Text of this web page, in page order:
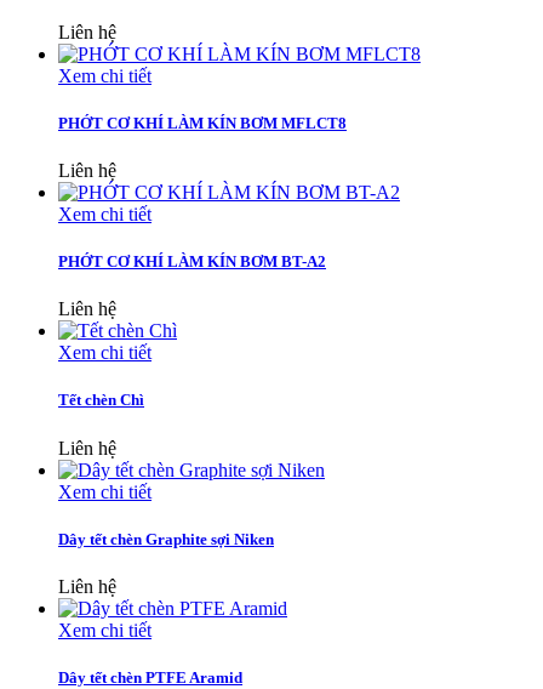
Liên hệ
Xem chi tiết
PHỚT CƠ KHÍ LÀM KÍN BƠM MFLCT8
Liên hệ
Xem chi tiết
PHỚT CƠ KHÍ LÀM KÍN BƠM BT-A2
Liên hệ
Xem chi tiết
Tết chèn Chì
Liên hệ
Xem chi tiết
Dây tết chèn Graphite sợi Niken
Liên hệ
Xem chi tiết
Dây tết chèn PTFE Aramid